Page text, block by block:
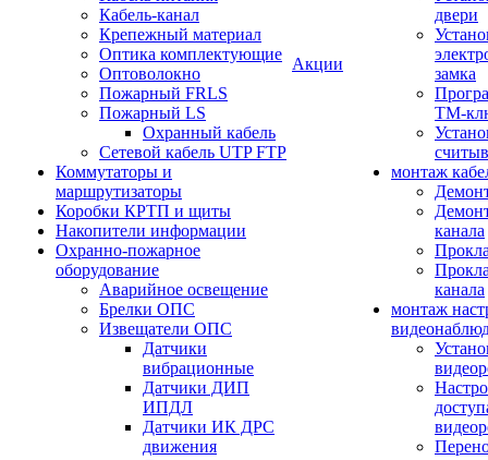
Кабель-канал
Крепежный материал
Оптика комплектующие
Оптоволокно
Пожарный FRLS
Пожарный LS
Охранный кабель
Сетевой кабель UTP FTP
Коммутаторы и
маршрутизаторы
Коробки КРТП и щиты
Накопители информации
Охранно-пожарное
оборудование
Аварийное освещение
Брелки ОПС
Извещатели ОПС
Датчики
вибрационные
Датчики ДИП
ИПДЛ
Датчики ИК ДРС
движения
Акции
двери
замка
ТМ-
монтаж
канала
канала
монтаж